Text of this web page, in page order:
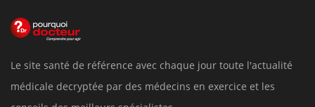
Le site santé de référence avec chaque jour toute l'actualité
médicale decryptée par des médecins en exercice et les